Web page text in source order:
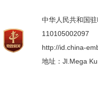
中华人民共和国
110105002097
http://id.china-
地址：Jl.Mega